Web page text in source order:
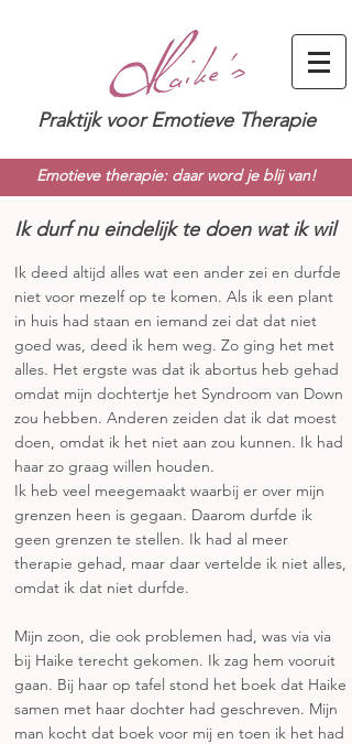
Praktijk voor Emotieve Therapie
Emotieve therapie: daar word je blij van!
Ik durf nu eindelijk te doen wat ik wil
Ik deed altijd alles wat een ander zei en durfde
niet voor mezelf op te komen. Als ik een plant
in huis had staan en iemand zei dat dat niet
goed was, deed ik hem weg. Zo ging het met
alles. Het ergste was dat ik abortus heb gehad
omdat mijn dochtertje het Syndroom van Down
zou hebben. Anderen zeiden dat ik dat moest
doen, omdat ik het niet aan zou kunnen. Ik had
haar zo graag willen houden.
Ik heb veel meegemaakt waarbij er over mijn
grenzen heen is gegaan. Daarom durfde ik
geen grenzen te stellen. Ik had al meer
therapie gehad, maar daar vertelde ik niet alles,
omdat ik dat niet durfde.
Mijn zoon, die ook problemen had, was via via
bij Haike terecht gekomen. Ik zag hem vooruit
gaan. Bij haar op tafel stond het boek dat Haike
samen met haar dochter had geschreven. Mijn
man kocht dat boek voor mij en toen ik het had